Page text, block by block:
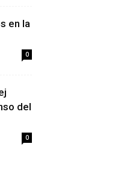
en la
0
del
0